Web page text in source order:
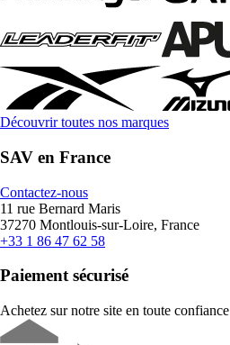
Découvrir toutes nos marques
SAV en France
Contactez-nous
11 rue Bernard Maris
37270 Montlouis-sur-Loire, France
+33 1 86 47 62 58
Paiement sécurisé
Achetez sur notre site en toute confiance